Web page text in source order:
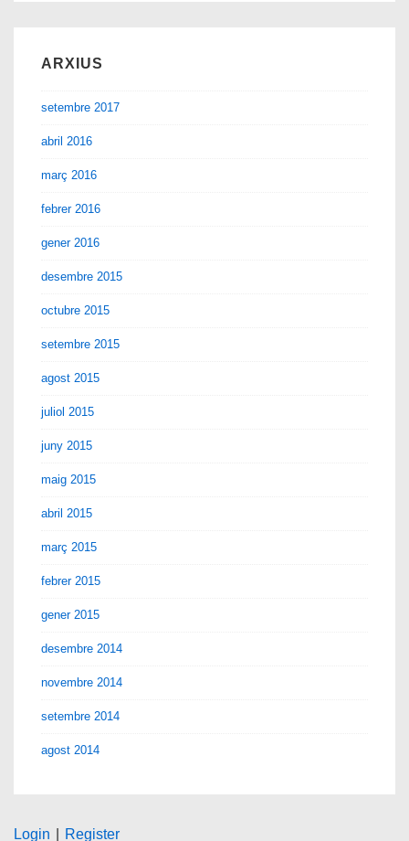
ARXIUS
setembre 2017
abril 2016
març 2016
febrer 2016
gener 2016
desembre 2015
octubre 2015
setembre 2015
agost 2015
juliol 2015
juny 2015
maig 2015
abril 2015
març 2015
febrer 2015
gener 2015
desembre 2014
novembre 2014
setembre 2014
agost 2014
Login Register